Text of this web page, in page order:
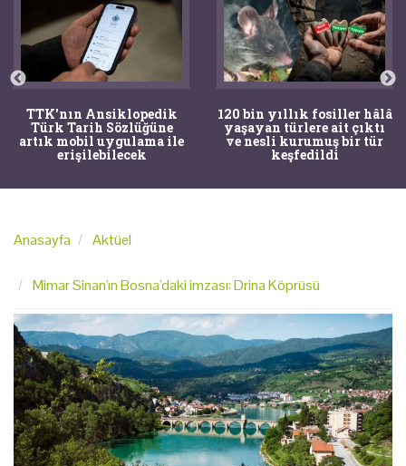
TTK'nın Ansiklopedik
Türk Tarih Sözlüğüne
artık mobil uygulama ile
erişilebilecek
120 bin yıllık fosiller hâlâ
yaşayan türlere ait çıktı
ve nesli kurumuş bir tür
keşfedildi
Anasayfa Aktüel
Mimar Sinan'ın Bosna'daki imzası: Drina Köprüsü